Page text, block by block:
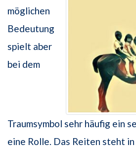
möglichen
Bedeutung
spielt aber
bei dem
Traumsymbol sehr häufig ein
eine Rolle. Das Reiten steht